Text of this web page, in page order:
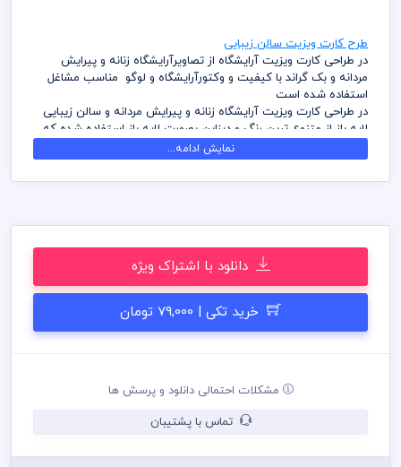
دانلود با اشتراک ویژه
خرید تکی | 79,000 تومان
مشکلات احتمالی دانلود و پرسش ها
تماس با پشتیبان
طرح کارت ویزیت سالن زیبایی
در طراحی کارت ویزیت آرایشگاه از تصاویرآرایشگاه زنانه و پیرایش
مردانه و بک گراند با کیفیت و وکتورآرایشگاه و لوگو مناسب مشاغل
استفاده شده است
در طراحی کارت ویزیت آرایشگاه زنانه و پیرایش مردانه و سالن زیبایی
لایه باز از متنوع ترین رنگ و دیزاین بصورت لایه باز استفاده شده که
شما بتوانید لایه های مختلف کارت ویزیت را به سلیقه ویرایش و
استفاده نمائید
در طراحی کارت ویزیت میهن پی اس دی از تصاویر و وکتورهای
باشد که می توانید جهت ویرایش از نرم افزار فتوشاپ استفاده نمائید
شما می توانید چاپ کارت ویزیت های موجود در وب سایت میهن پی
اس دی را نزد چاپحانه مجموعه چاپ و در سراسر کشور دریافت نمائید
برای دانلود کارت ویزیت و طرح لایه باز به صورت به صرفه می توانید از
بسته های اشتراک ویژه استفاده نمائید و کارت ویزیت رایگان دانلود
نمائید
خریدار می باشد
در طراحی کارت ویزیت از لوگو و نشان های تجاری نمادین استفاده
شده است و مسئولیت استفاده از همان لوگو به عهده خریدار می
رعایت کلیه قوانین موجود در سایت به عهده خریدار می باشد
نمایش ادامه...